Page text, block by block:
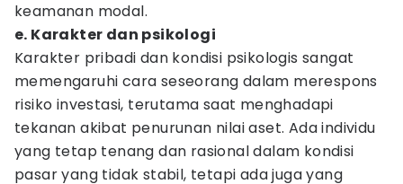
keamanan modal.
e. Karakter dan psikologi
Karakter pribadi dan kondisi psikologis sangat
memengaruhi cara seseorang dalam merespons
risiko investasi, terutama saat menghadapi
tekanan akibat penurunan nilai aset. Ada individu
yang tetap tenang dan rasional dalam kondisi
pasar yang tidak stabil, tetapi ada juga yang